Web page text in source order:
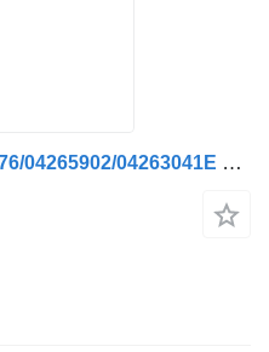
Deutz TCD2015 V08 02938376/04265902/04263041E vandpumpehus